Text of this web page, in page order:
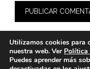
Utilizamos cookies para
nuestra web. Ver Política
Puedes aprender más